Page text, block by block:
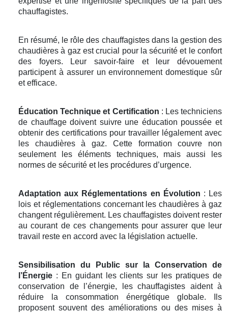
chauffagistes.
En résumé, le rôle des chauffagistes dans la gestion des
chaudières à gaz est crucial pour la sécurité et le confort
des foyers. Leur savoir-faire et leur dévouement
participent à assurer un environnement domestique sûr
et efficace.
Éducation Technique et Certification : Les techniciens
de chauffage doivent suivre une éducation poussée et
obtenir des certifications pour travailler légalement avec
les chaudières à gaz. Cette formation couvre non
seulement les éléments techniques, mais aussi les
normes de sécurité et les procédures d’urgence.
Adaptation aux Réglementations en Évolution : Les
lois et réglementations concernant les chaudières à gaz
changent régulièrement. Les chauffagistes doivent rester
au courant de ces changements pour assurer que leur
travail reste en accord avec la législation actuelle.
Sensibilisation du Public sur la Conservation de
l’Énergie : En guidant les clients sur les pratiques de
conservation de l’énergie, les chauffagistes aident à
réduire la consommation énergétique globale. Ils
proposent souvent des améliorations ou des mises à